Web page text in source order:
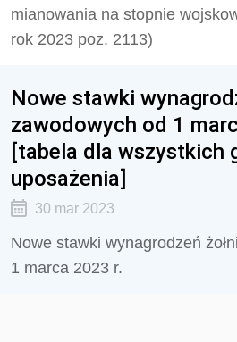
mianowania na stopnie
rok 2023 poz. 2113)
Nowe stawki
zawodowych od 1
[tabela dla wszystkich
uposażenia]
30 mar 2023
Nowe stawki wynagrodzeń
1 marca 2023 r.